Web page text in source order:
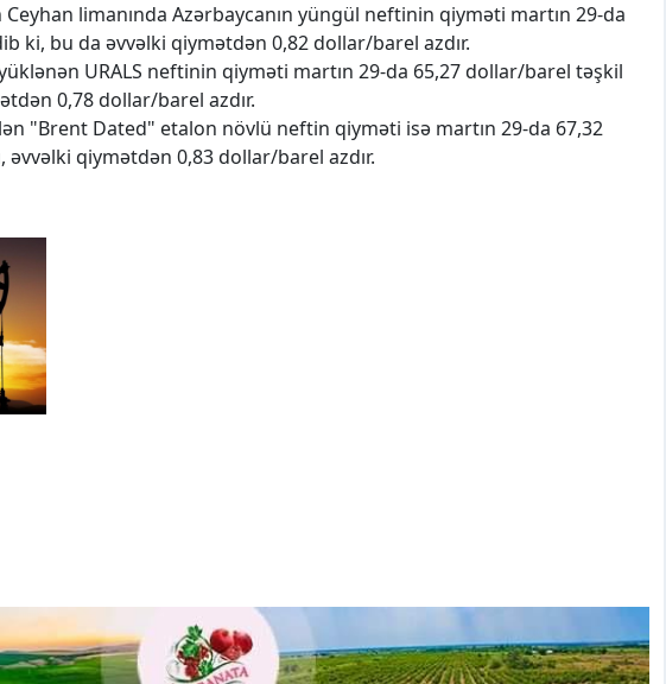
limanında Azərbaycanın yüngül neftinin qiyməti martın 29-da
ki, bu da əvvəlki qiymətdən 0,82 dollar/barel azdır.
URALS neftinin qiyməti martın 29-da 65,27 dollar/barel təşkil
0,78 dollar/barel azdır.
"Brent Dated" etalon növlü neftin qiyməti isə martın 29-da 67,32
qiymətdən 0,83 dollar/barel azdır.